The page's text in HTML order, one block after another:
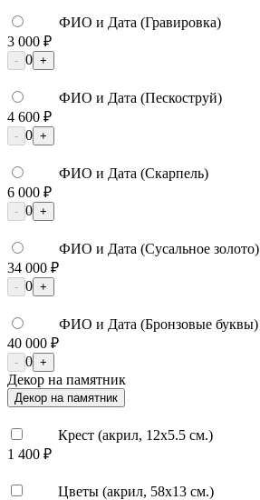
ФИО и Дата (Гравировка)
3 000 ₽
- 0 +
ФИО и Дата (Пескоструй)
4 600 ₽
- 0 +
ФИО и Дата (Скарпель)
6 000 ₽
- 0 +
ФИО и Дата (Сусальное золото)
34 000 ₽
- 0 +
ФИО и Дата (Бронзовые буквы)
40 000 ₽
- 0 +
Декор на памятник
Декор на памятник
Крест (акрил, 12х5.5 см.)
1 400 ₽
Цветы (акрил, 58х13 см.)